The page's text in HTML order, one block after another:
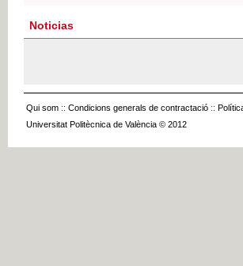
Noticias
Qui som :: Condicions generals de contractació ::
Universitat Politècnica de València © 2012